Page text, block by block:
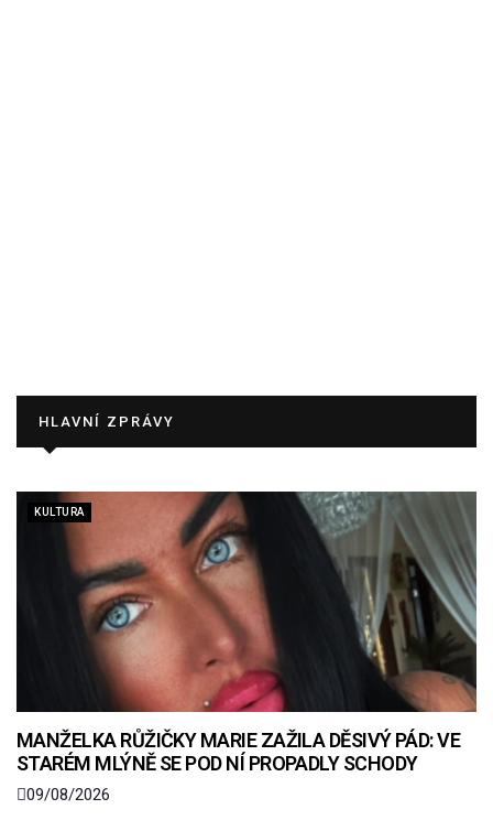
HLAVNÍ ZPRÁVY
KULTURA
MANŽELKA RŮŽIČKY MARIE ZAŽILA DĚSIVÝ PÁD: VE
STARÉM MLÝNĚ SE POD NÍ PROPADLY SCHODY
09/08/2026